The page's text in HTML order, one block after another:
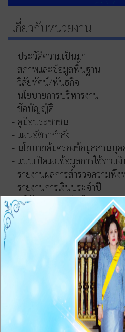
เกี่ยวกับหน่วยงาน
- ประวัติความเป็นมา
- สภาพและข้อมูลพื้นฐาน
- วิสัยทัศน์/พันธกิจ
- นโยบายการบริหารงาน
- ข้อบัญญัติ
- คู่มือประชาชน
- แผนอัตรากำลัง
- นโยบายคุ้มครองข้อมูลส่วนบุค
- แบบเปิดเผยข้อมูลการใช้จ่ายเ
- รายงานผลการสำรวจความพึง
- รายงานการเงินประจำปี
- ภูมิปัญญาชาวบ้านในชุมชน
ข้อมูลพื้นฐาน
o1 โครงสร้างและอำนาจหน้าที่
O2 ข้อมูลผู้บริหาร
O3 ข้อมูลการติดต่อและช่องทาง
Q&A Webbroad
O4 ข่าวประชาสัมพันธ์
การบริหารงานและงบป